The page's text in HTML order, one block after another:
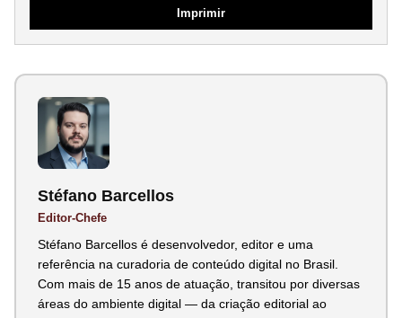
Imprimir
Stéfano Barcellos
Editor-Chefe
Stéfano Barcellos é desenvolvedor, editor e uma
referência na curadoria de conteúdo digital no Brasil.
Com mais de 15 anos de atuação, transitou por diversas
áreas do ambiente digital — da criação editorial ao